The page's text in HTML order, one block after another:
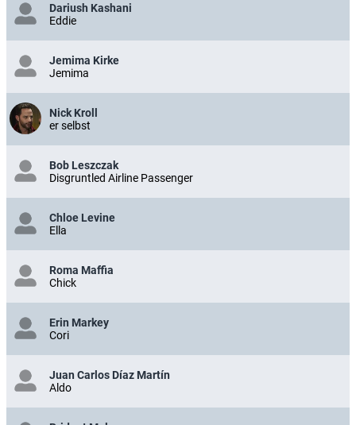
Dariush Kashani
Eddie
Jemima Kirke
Jemima
Nick Kroll
er selbst
Bob Leszczak
Disgruntled Airline Passenger
Chloe Levine
Ella
Roma Maffia
Chick
Erin Markey
Cori
Juan Carlos Díaz Martín
Aldo